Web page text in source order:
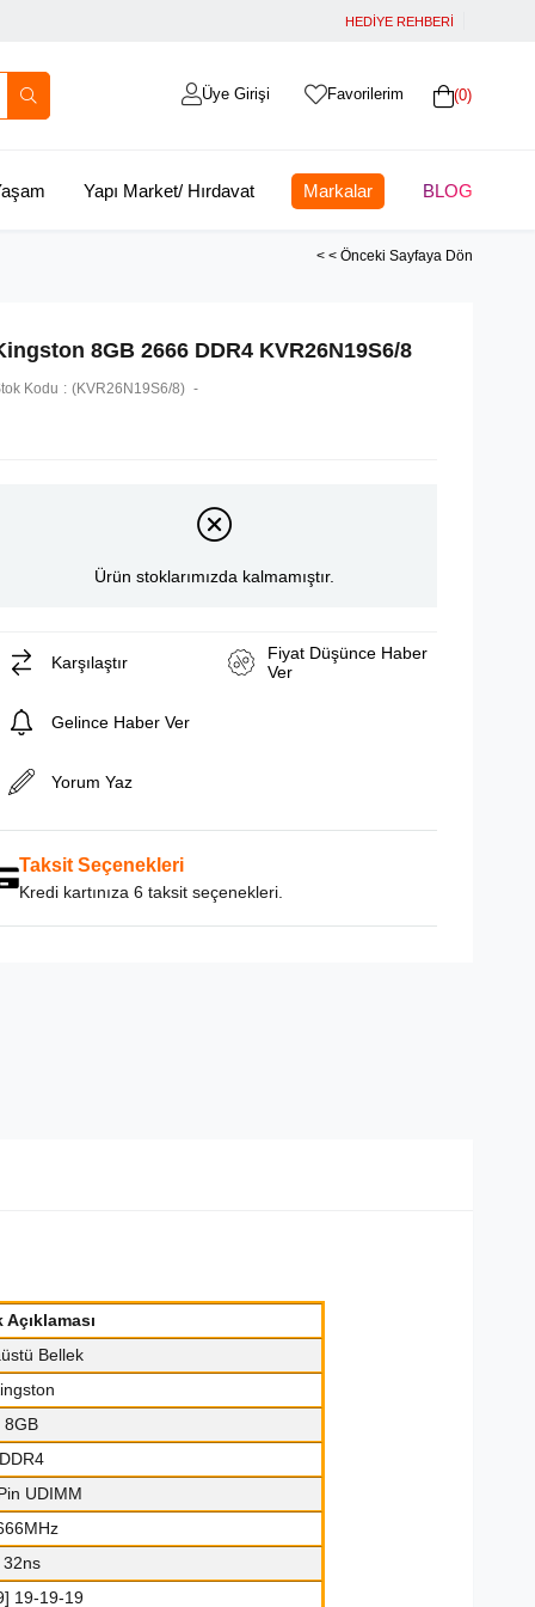
HEDİYE REHBERİ
0
Favorilerim
Üye Girişi
Yapı Market/ Hırdavat Markalar BLOG
< < Önceki Sayfaya Dön
8GB 2666 DDR4 KVR26N19S6/8
Kodu (KVR26N19S6/8)
Ürün stoklarımızda kalmamıştır.
Karşılaştır
Fiyat Düşünce Haber
Ver
Gelince Haber Ver
Yorum Yaz
Taksit Seçenekleri
Kredi kartınıza 6 taksit seçenekleri.
Bellek
8GB
DDR4
UDIMM
32ns
19-19-19